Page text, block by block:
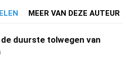
MEER VAN DEZE AUTEUR
duurste tolwegen van